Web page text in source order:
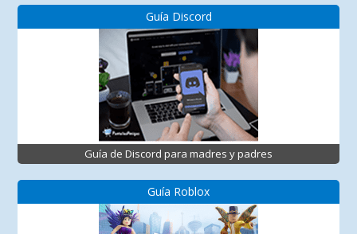
Guía Discord
Guía de Discord para madres y padres
Guía Roblox